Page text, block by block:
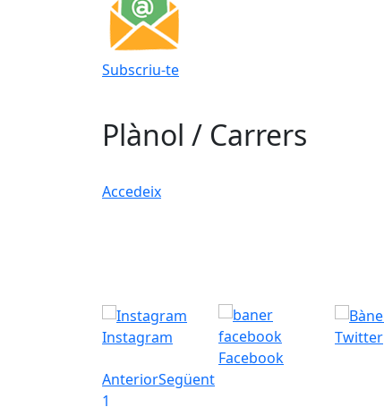
Subscriu-te
Plànol / Carrers
Accedeix
Instagram
Facebook
Twitter
AnteriorSegüent
1